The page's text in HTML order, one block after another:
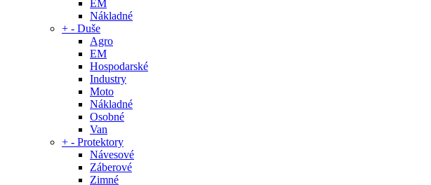
EM
Nákladné
+ - Duše
Agro
EM
Hospodarské
Industry
Moto
Nákladné
Osobné
Van
+ - Protektory
Návesové
Záberové
Zimné